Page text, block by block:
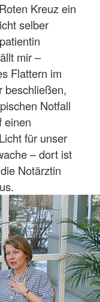
Kreuz ein
selber
mir –
Flattern im
beschließen,
Notfall
einen
für unser
– dort ist
Notärztin